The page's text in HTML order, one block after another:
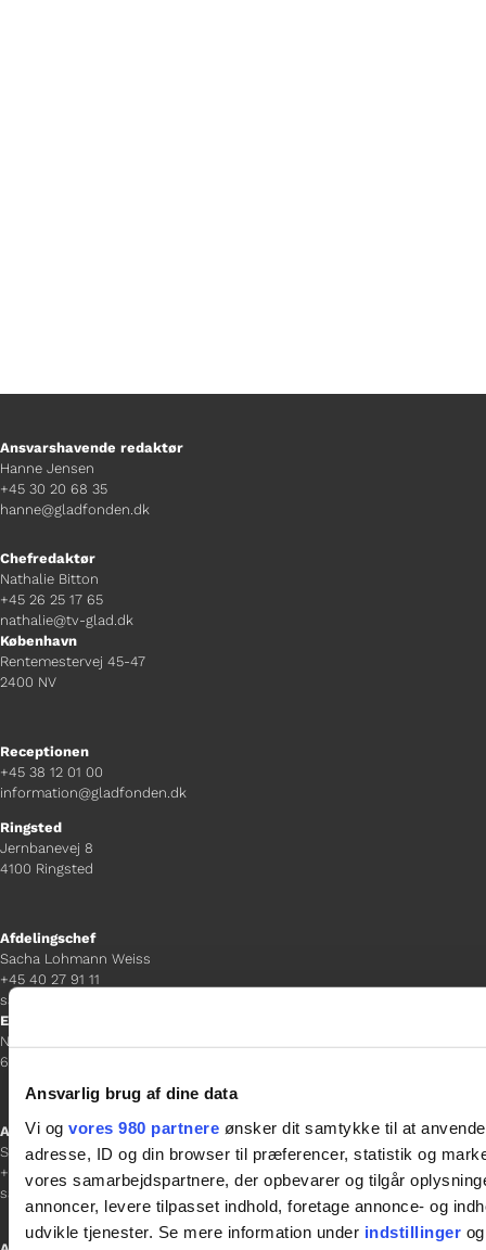
Ansvarlig brug af dine data
Vi og vores 980 partnere ønsker dit samtykke til at
adresse, ID og din browser til præferencer, statistik og
vores samarbejdspartnere, der opbevarer og tilgår
annoncer, levere tilpasset indhold, foretage annonce- og
udvikle tjenester. Se mere information under indstillinger
Ansvarshavende redaktør
Hanne Jensen
+45 30 20 68 35
hanne@gladfonden.dk
Chefredaktør
Nathalie Bitton
+45 26 25 17 65
nathalie@tv-glad.dk
København
Rentemestervej 45-47
2400 NV
Receptionen
+45 38 12 01 00
information@gladfonden.dk
Ringsted
Jernbanevej 8
4100 Ringsted
Afdelingschef
Sacha Lohmann Weiss
+45 40 27 91 11
sacha.lw@gladfonden.dk
Esbjerg
Norgesgade 1, 2. sal
6700 Esbjerg
Afdelingschef
Sanne Hansen
+45 23 69 19 35
sanne.h@gladfonden.dk